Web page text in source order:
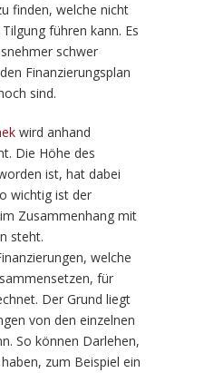
finden, welche nicht
führen kann. Es
schwer
Finanzierungsplan
sind.
wird anhand
Die Höhe des
ist, hat dabei
wichtig ist der
Zusammenhang mit
steht.
welche
für
Der Grund liegt
von den einzelnen
So können Darlehen,
zum Beispiel ein